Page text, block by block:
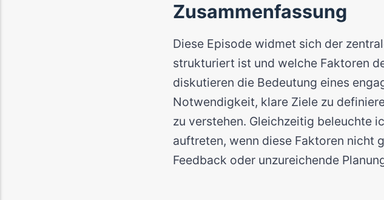
Zusammenfassung
Diese Episode widmet sich der
strukturiert ist und welche Faktoren
diskutieren die Bedeutung eines
Notwendigkeit, klare Ziele zu
zu verstehen. Gleichzeitig beleuchte
auftreten, wenn diese Faktoren nicht
Feedback oder unzureichende